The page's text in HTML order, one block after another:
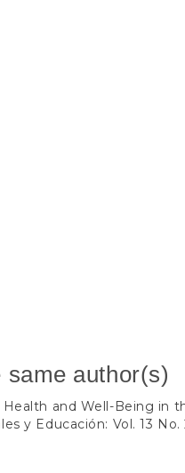
author(s)
Health and Well-Being in
y Educación: Vol. 13